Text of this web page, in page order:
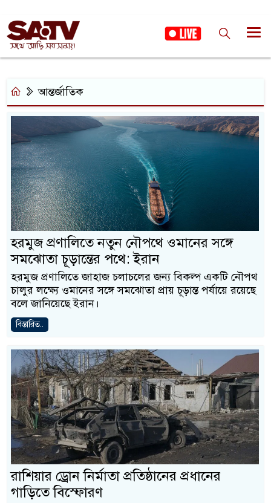
আন্তর্জাতিক
হরমুজ প্রণালিতে নতুন নৌপথে ওমানের সঙ্গে
সমঝোতা চূড়ান্তের পথে: ইরান
হরমুজ প্রণালিতে জাহাজ চলাচলের জন্য বিকল্প একটি নৌপথ
চালুর লক্ষ্যে ওমানের সঙ্গে সমঝোতা প্রায় চূড়ান্ত পর্যায়ে রয়েছে
বলে জানিয়েছে ইরান।
বিস্তারিত..
রাশিয়ার ড্রোন নির্মাতা প্রতিষ্ঠানের প্রধানের
গাড়িতে বিস্ফোরণ